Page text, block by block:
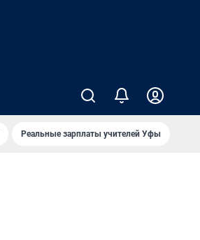
Реальные зарплаты учителей Уфы